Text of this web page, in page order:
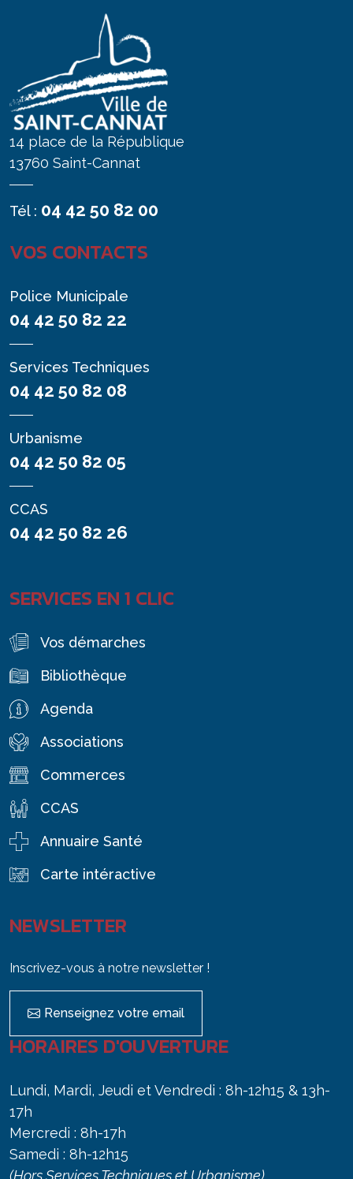
14 place de la République
13760 Saint-Cannat
Tél : 04 42 50 82 00
VOS CONTACTS
Police Municipale
04 42 50 82 22
Services Techniques
04 42 50 82 08
Urbanisme
04 42 50 82 05
CCAS
04 42 50 82 26
SERVICES EN 1 CLIC
Vos démarches
Bibliothèque
Agenda
Associations
Commerces
CCAS
Annuaire Santé
Carte intéractive
NEWSLETTER
Inscrivez-vous à notre newsletter !
Renseignez votre email
HORAIRES D'OUVERTURE
Lundi, Mardi, Jeudi et Vendredi : 8h-12h15 & 13h-
17h
Mercredi : 8h-17h
Samedi : 8h-12h15
(Hors Services Techniques et Urbanisme)